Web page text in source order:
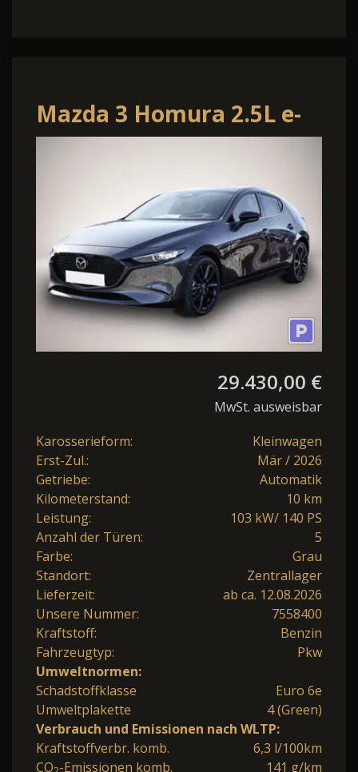
Mazda 3 Homura 2.5L e-
SKYACTIV G 140PS 6AT
29.430,00 €
MwSt. ausweisbar
Karosserieform:
Kleinwagen
Erst-Zul.:
Mär / 2026
Getriebe:
Automatik
Kilometerstand:
10 km
Leistung:
103 kW/ 140 PS
Anzahl der Türen:
5
Farbe:
Grau
Standort:
Zentrallager
Lieferzeit:
ab ca. 12.08.2026
Unsere Nummer:
7558400
Kraftstoff:
Benzin
Fahrzeugtyp:
Pkw
Umweltnormen:
Schadstoffklasse
Euro 6e
Umweltplakette
4 (Green)
Verbrauch und Emissionen nach WLTP:
Kraftstoffverbr. komb.
6,3 l/100km
CO -Emissionen komb. 141 g/km